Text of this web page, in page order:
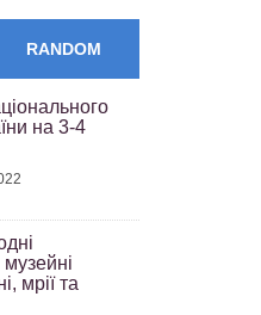
RANDOM
на 3-4
мрії та